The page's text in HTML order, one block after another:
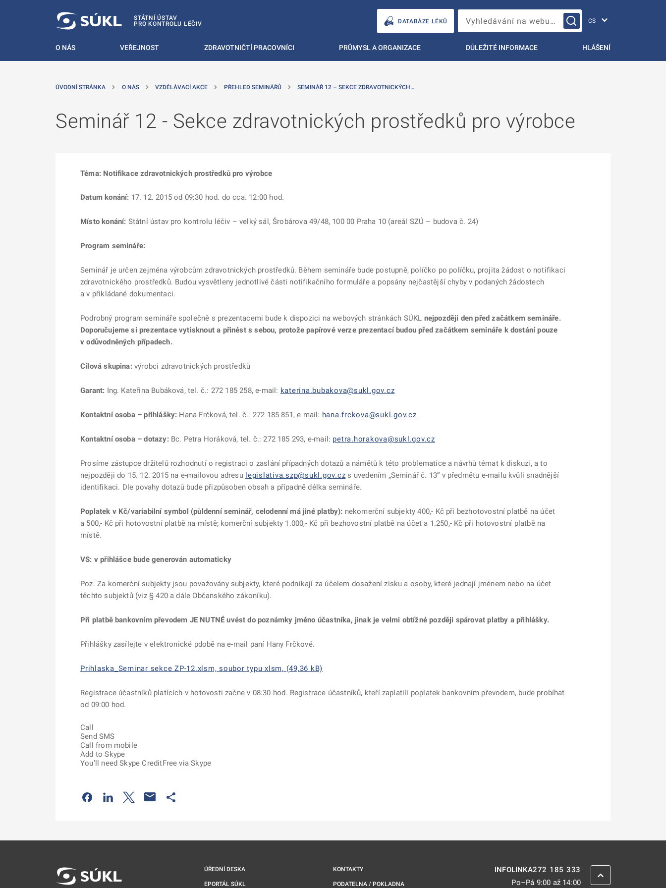
STÁTNÍ ÚSTAV
PRO KONTROLU LÉČIV
DATABÁZE LÉKŮ Vyhledávání na webu…
O NÁS VEŘEJNOST ZDRAVOTNIČTÍ PRACOVNÍCI PRŮMYSL A ORGANIZACE DŮLEŽITÉ INFORMACE HLÁŠENÍ
ÚVODNÍ STRÁNKA O NÁS VZDĚLÁVACÍ AKCE PŘEHLED SEMINÁŘŮ SEMINÁŘ 12 – SEKCE ZDRAVOTNICKÝCH…
Seminář 12 - Sekce zdravotnických prostředků pro výrobce
Téma: Notifikace zdravotnických prostředků pro výrobce
Datum konání: 17. 12. 2015 od 09:30 hod. do cca. 12:00 hod.
Místo konání: Státní ústav pro kontrolu léčiv – velký sál, Šrobárova 49/48, 100 00 Praha 10 (areál SZÚ – budova č. 24)
Program semináře:
Seminář je určen zejména výrobcům zdravotnických prostředků. Během semináře bude postupně, políčko po políčku, projita žádost o notifikaci
zdravotnického prostředků. Budou vysvětleny jednotlivé části notifikačního formuláře a popsány nejčastější chyby v podaných žádostech
a v přikládané dokumentaci.
Podrobný program semináře společně s prezentacemi bude k dispozici na webových stránkách SÚKL nejpozději den před začátkem semináře.
Doporučujeme si prezentace vytisknout a přinést s sebou, protože papírové verze prezentací budou před začátkem semináře k dostání pouze
v odůvodněných případech.
Cílová skupina:výrobci zdravotnických prostředků
Garant: Ing. Kateřina Bubáková, tel. č.: 272 185 258, e-mail: katerina.bubakova@sukl.gov.cz
Kontaktní osoba – přihlášky: Hana Frčková, tel. č.: 272 185 851, e-mail: hana.frckova@sukl.gov.cz
Kontaktní osoba – dotazy:Bc. Petra Horáková, tel. č.: 272 185 293, e-mail: petra.horakova@sukl.gov.cz
Prosíme zástupce držitelů rozhodnutí o registraci o zaslání případných dotazů a námětů k této problematice a návrhů témat k diskuzi, a to
nejpozději do 15. 12. 2015 na e-mailovou adresu legislativa.szp@sukl.gov.cz s uvedením „Seminář č. 13“ v předmětu e-mailu kvůli snadnější
identifikaci. Dle povahy dotazů bude přizpůsoben obsah a případně délka semináře.
Poplatek v Kč/variabilní symbol (půldenní seminář, celodenní má jiné platby): nekomerční subjekty 400,- Kč při bezhotovostní platbě na účet
a 500,- Kč při hotovostní platbě na místě; komerční subjekty 1.000,- Kč při bezhovostní platbě na účet a 1.250,- Kč při hotovostní platbě na
místě.
VS: v přihlášce bude generován automaticky
Poz. Za komerční subjekty jsou považovány subjekty, které podnikají za účelem dosažení zisku a osoby, které jednají jménem nebo na účet
těchto subjektů (viz § 420 a dále Občanského zákoníku).
Při platbě bankovním převodem JE NUTNÉ uvést do poznámky jméno účastníka, jinak je velmi obtížné později spárovat platby a přihlášky.
Přihlášky zasílejte v elektronické pdobě na e-mail paní Hany Frčkové.
Prihlaska_Seminar sekce ZP-12.xlsm, soubor typu xlsm, (49,36 kB)
Registrace účastníků platících v hotovosti začne v 08:30 hod. Registrace účastníků, kteří zaplatili poplatek bankovním převodem, bude probíhat
od 09:00 hod.
Call
Send SMS
Call from mobile
Add to Skype
You’ll need Skype CreditFree via Skype
Odkaz se otevře na nové kartě
Odkaz se otevře na nové kartě
Odkaz se otevře na nové kartě
ÚŘEDNÍ DESKA
EPORTÁL SÚKL
KONTAKTY
PODATELNA / POKLADNA
INFOLINKA272 185 333
Po–Pá 9:00 až 14:00
ZPĚT NAHORU